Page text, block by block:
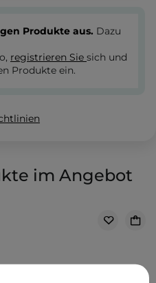
Produkte aus. Dazu
registrieren Sie sich und
Produkte ein.
im Angebot